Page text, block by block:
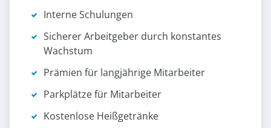
Interne Schulungen
Sicherer Arbeitgeber durch konstantes
Wachstum
Prämien für langjährige Mitarbeiter
Parkplätze für Mitarbeiter
Kostenlose Heißgetränke